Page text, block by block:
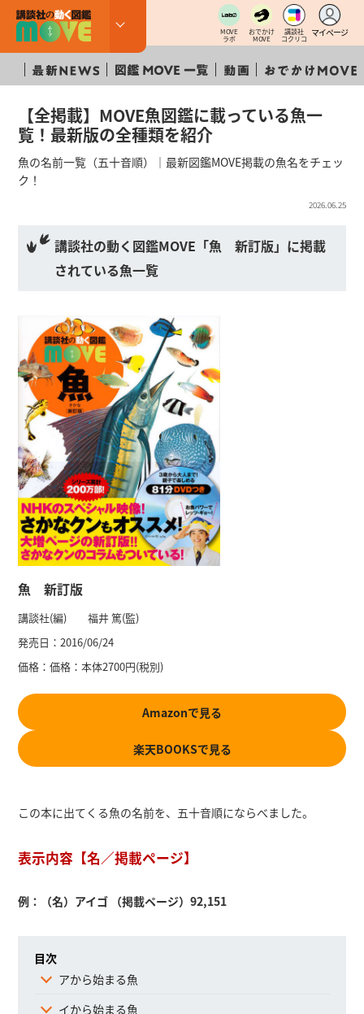
MOVE
ラボ
おでかけ
MOVE
講談社
コクリコ
マイページ
【全掲載】MOVE魚図鑑に載っている魚一
覧！最新版の全種類を紹介
魚の名前一覧（五十音順）｜最新図鑑MOVE掲載の魚名をチェッ
ク！
2026.06.25
講談社の動く図鑑MOVE「魚 新訂版」に掲載
されている魚一覧
魚 新訂版
講談社(編) 福井 篤(監)
発売日：2016/06/24
価格：価格：本体2700円(税別)
Amazonで見る
楽天BOOKSで見る
この本に出てくる魚の名前を、五十音順にならべました。
表示内容【名／掲載ページ】
例：（名）アイゴ （掲載ページ）92,151
目次
アから始まる魚
イから始まる魚